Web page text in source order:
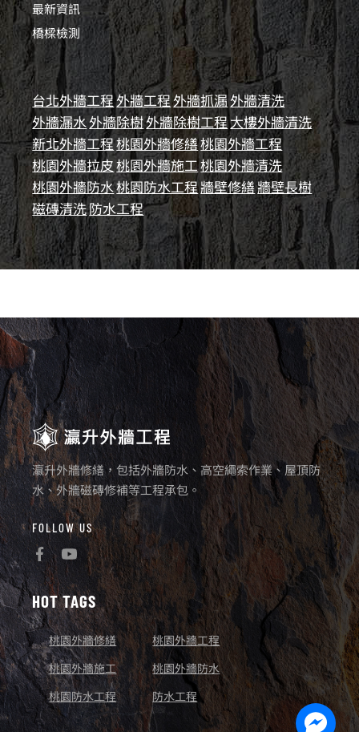
最新資訊
橋樑檢測
台北外牆工程 外牆工程 外牆抓漏外牆清洗
外牆漏水外牆除樹外牆除樹工程大樓外牆清洗
新北外牆工程桃園外牆修繕桃園外牆工程
桃園外牆拉皮 桃園外牆施工桃園外牆清洗
桃園外牆防水桃園防水工程牆壁修繕牆壁長樹
磁磚清洗防水工程
瀛升外牆修繕，包括外牆防水、高空繩索作業、屋頂防
水、外牆磁磚修補等工程承包。
FOLLOW US
HOT TAGS
桃園外牆修繕 桃園外牆工程
桃園外牆施工 桃園外牆防水
桃園防水工程 防水工程